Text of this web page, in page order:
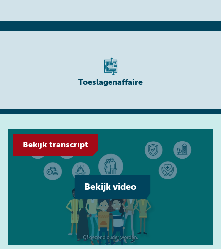
Toeslagenaffaire
Play
Bekijk transcript